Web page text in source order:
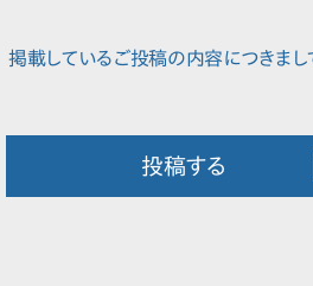
投稿する